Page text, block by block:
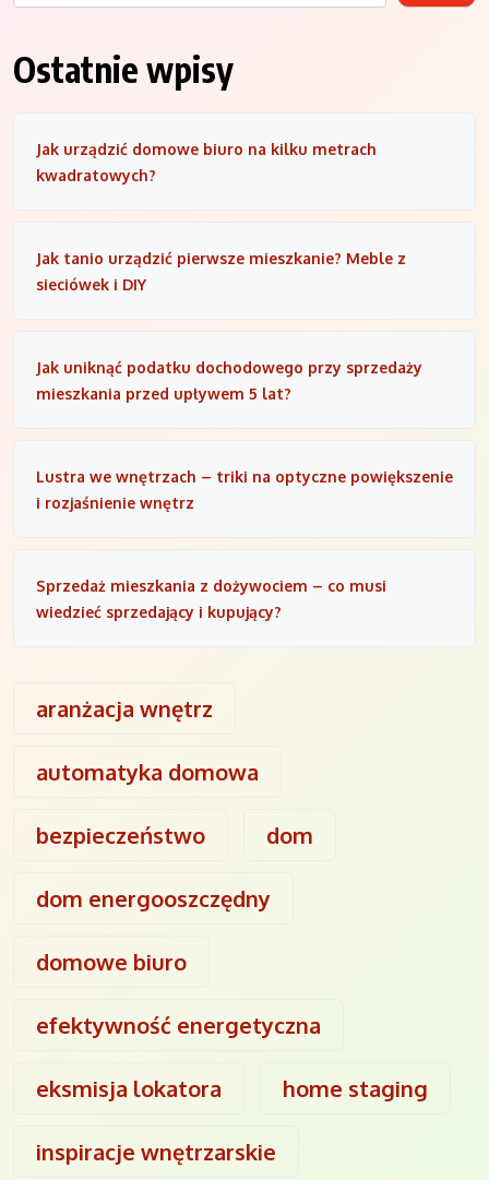
Ostatnie wpisy
Jak urządzić domowe biuro na kilku metrach
kwadratowych?
Jak tanio urządzić pierwsze mieszkanie? Meble z
sieciówek i DIY
Jak uniknąć podatku dochodowego przy sprzedaży
mieszkania przed upływem 5 lat?
Lustra we wnętrzach – triki na optyczne powiększenie
i rozjaśnienie wnętrz
Sprzedaż mieszkania z dożywociem – co musi
wiedzieć sprzedający i kupujący?
aranżacja wnętrz
automatyka domowa
bezpieczeństwo dom
dom energooszczędny
domowe biuro
efektywność energetyczna
eksmisja lokatora home staging
inspiracje wnętrzarskie